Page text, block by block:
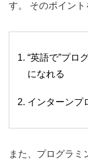
す。 そのポイント
“英語で”プロ
になれる
インターンプ
また、プログラミ